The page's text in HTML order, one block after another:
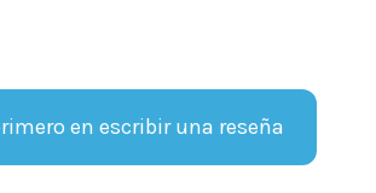
en escribir una reseña